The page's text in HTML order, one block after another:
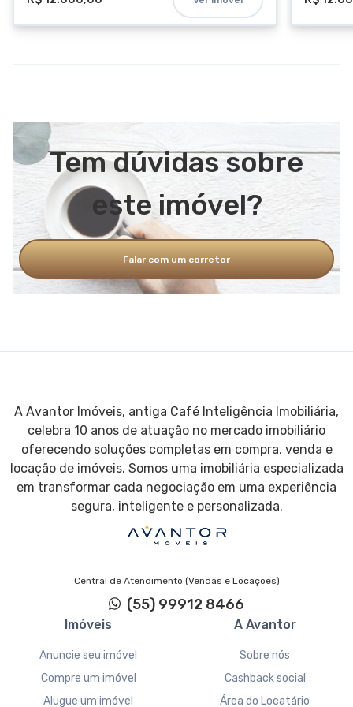
Tem dúvidas sobre
este imóvel?
Falar com um corretor
A Avantor Imóveis, antiga Café Inteligência Imobiliária,
celebra 10 anos de atuação no mercado imobiliário
oferecendo soluções completas em compra, venda e
locação de imóveis. Somos uma imobiliária especializada
em transformar cada negociação em uma experiência
segura, inteligente e personalizada.
Central de Atendimento (Vendas e Locações)
(55) 99912 8466
Imóveis
Anuncie seu imóvel
Compre um imóvel
Alugue um imóvel
A Avantor
Sobre nós
Cashback social
Área do Locatário